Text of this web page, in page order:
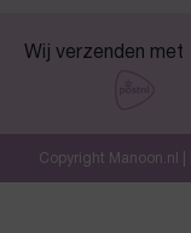
Wij verzenden met
Copyright Manoon.nl |